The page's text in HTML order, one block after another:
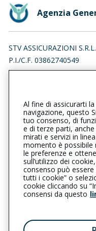
Agenzia
STV ASSICURAZIONI S.R.L.
P.I./C.F. 03862740549
VIA PIETRO CONTI 59,
074349758
L’intermediario è
Registro RUI al seguente
Privacy |
Al fine di assicurarti
navigazione, questo
tuo consenso, di
e di terze parti,
mirati e servizi in
momento è possibile
le preferenze e
sull’utilizzo dei
consenso può essere
tutti i cookie” o
cookie cliccando su
consensi da questo